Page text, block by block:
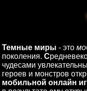
Темные миры - это
поколения. С
чудесами
героев и монстров
мобильной онлайн